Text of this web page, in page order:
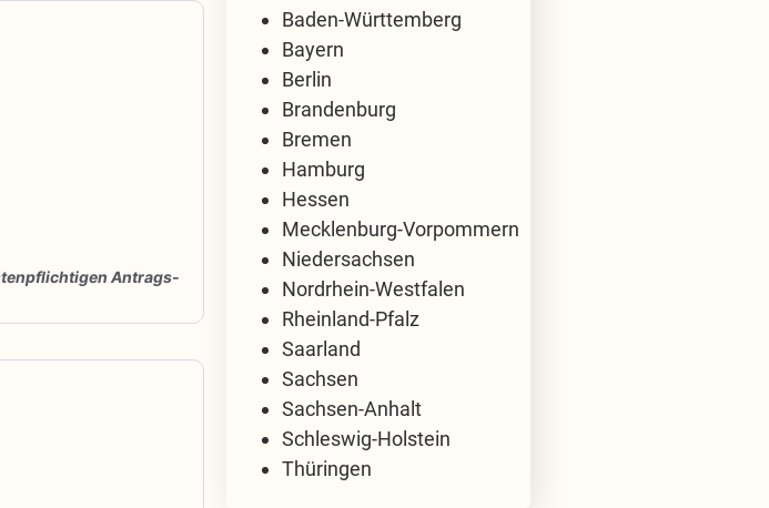
Antrags-
Baden-Württemberg
Bayern
Berlin
Brandenburg
Bremen
Hamburg
Hessen
Mecklenburg-Vorpommern
Niedersachsen
Nordrhein-Westfalen
Rheinland-Pfalz
Saarland
Sachsen
Sachsen-Anhalt
Schleswig-Holstein
Thüringen